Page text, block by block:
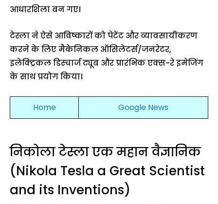
आधारशिला बन गए।
टेस्ला ने ऐसे आविष्कारों को पेटेंट और व्यावसायीकरण
करने के लिए मैकेनिकल ऑसिलेटर्स/जनरेटर,
इलेक्ट्रिकल डिस्चार्ज ट्यूब और प्रारंभिक एक्स-रे इमेजिंग
के साथ प्रयोग किया।
Home Google News
निकोला टेस्ला एक महान वैज्ञानिक
(Nikola Tesla a Great Scientist
and its Inventions)